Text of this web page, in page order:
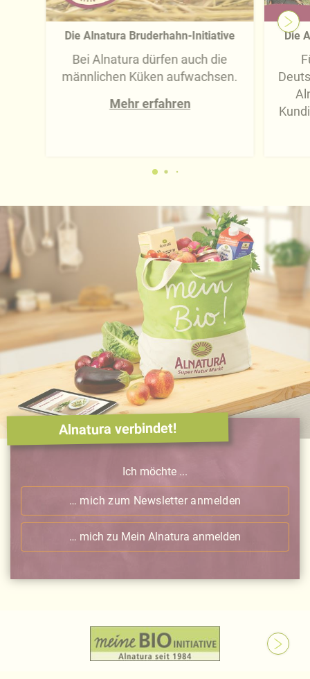
Die Alnatura Bruderhahn-Initiative
Bei Alnatura dürfen auch die
männlichen Küken aufwachsen.
Mehr erfahren
Die
Alnatura verbindet!
Ich möchte ...
… mich zum Newsletter anmelden
… mich zu Mein Alnatura anmelden